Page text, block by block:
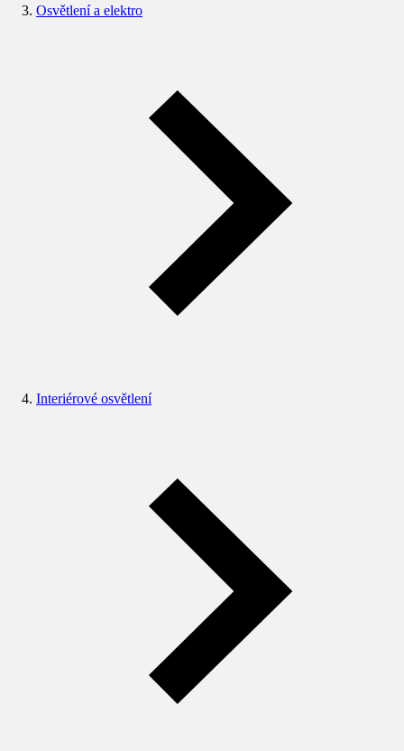
Osvětlení a elektro
Interiérové osvětlení